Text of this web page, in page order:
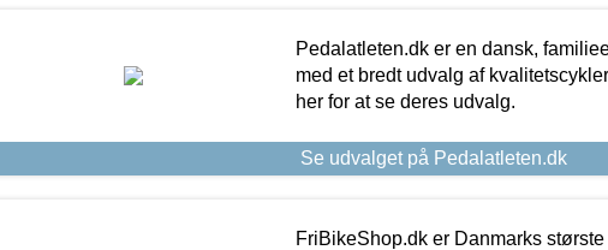
Pedalatleten.dk er en dansk,
med et bredt udvalg af
her for at se deres udvalg.
Se udvalget på Pedalatleten.dk
FriBikeShop.dk er Danmarks